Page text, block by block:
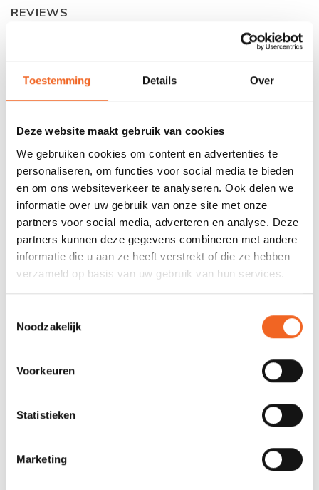
Toestemming Details Over
Deze website maakt gebruik van cookies
We gebruiken cookies om content en advertenties te
personaliseren, om functies voor social media te bieden
en om ons websiteverkeer te analyseren. Ook delen we
informatie over uw gebruik van onze site met onze
partners voor social media, adverteren en analyse. Deze
partners kunnen deze gegevens combineren met andere
informatie die u aan ze heeft verstrekt of die ze hebben
verzameld op basis van uw gebruik van hun services.
Noodzakelijk
Voorkeuren
Statistieken
Marketing
REVIEWS
JE BEOORDELING TOEVOEGEN
GERELATEERDE PRODUCTEN
NELO MARATHON
NELO ROERTJE K1